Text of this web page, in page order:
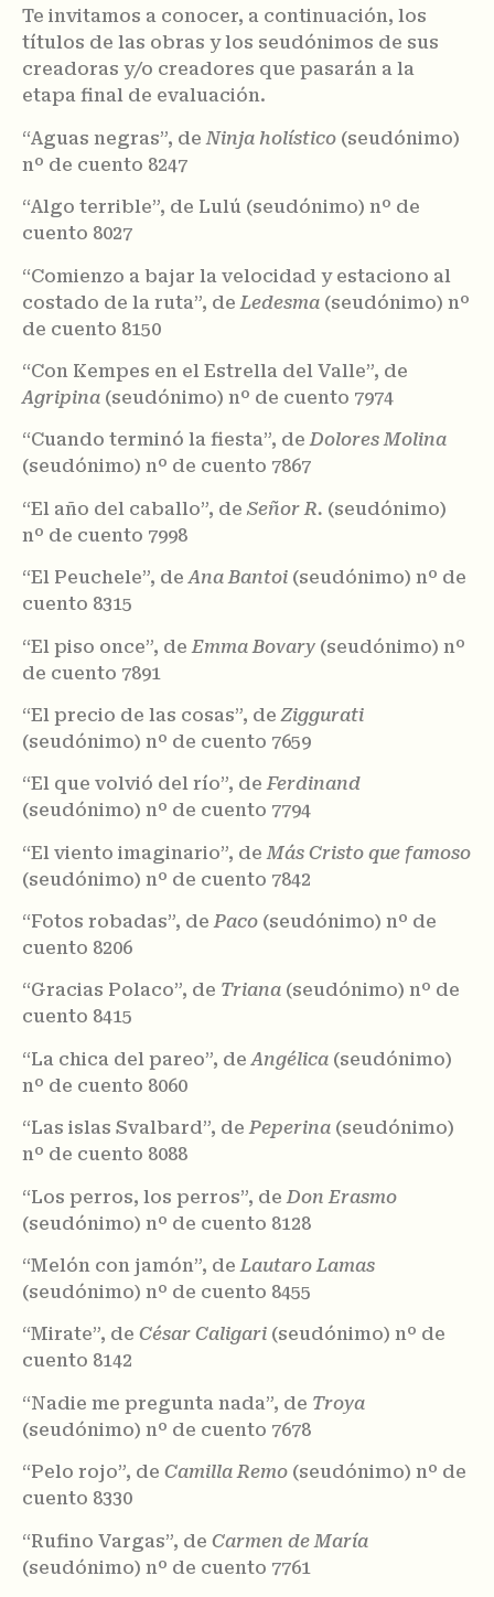
Te invitamos a conocer, a continuación, los
títulos de las obras y los seudónimos de sus
creadoras y/o creadores que pasarán a la
etapa final de evaluación.
“Aguas negras”, de Ninja holístico (seudónimo)
nº de cuento 8247
“Algo terrible”, de Lulú (seudónimo) nº de
cuento 8027
“Comienzo a bajar la velocidad y estaciono al
costado de la ruta”, de Ledesma (seudónimo) nº
de cuento 8150
“Con Kempes en el Estrella del Valle”, de
Agripina (seudónimo) nº de cuento 7974
“Cuando terminó la fiesta”, deDolores Molina
(seudónimo) nº de cuento 7867
“El año del caballo”, de Señor R. (seudónimo)
nº de cuento 7998
“El Peuchele”, deAna Bantoi (seudónimo) nº de
cuento 8315
“El piso once”, de Emma Bovary (seudónimo) nº
de cuento 7891
“El precio de las cosas”, deZiggurati
(seudónimo) nº de cuento 7659
“El que volvió del río”, deFerdinand
(seudónimo) nº de cuento 7794
“El viento imaginario”, de Más Cristo que famoso
(seudónimo) nº de cuento 7842
“Fotos robadas”, dePaco (seudónimo) nº de
cuento 8206
“Gracias Polaco”, de Triana (seudónimo) nº de
cuento 8415
“La chica del pareo”, deAngélica (seudónimo)
nº de cuento 8060
“Las islas Svalbard”, dePeperina (seudónimo)
nº de cuento 8088
“Los perros, los perros”, de Don Erasmo
(seudónimo) nº de cuento 8128
“Melón con jamón”, de Lautaro Lamas
(seudónimo) nº de cuento 8455
“Mirate”, de César Caligari (seudónimo) nº de
cuento 8142
“Nadie me pregunta nada”, de Troya
(seudónimo) nº de cuento 7678
“Pelo rojo”, de Camilla Remo (seudónimo) nº de
cuento 8330
“Rufino Vargas”, de Carmen de María
(seudónimo) nº de cuento 7761